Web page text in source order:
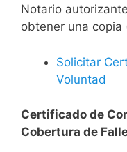
Notario
obtener una copia
Solicitar
Voluntad
Certificado de
Cobertura de